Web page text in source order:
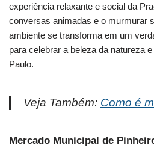
experiência relaxante e social da
conversas animadas e o murmurar
ambiente se transforma em um
para celebrar a beleza da natureza
Paulo.
Veja Também: Como é
Mercado Municipal de